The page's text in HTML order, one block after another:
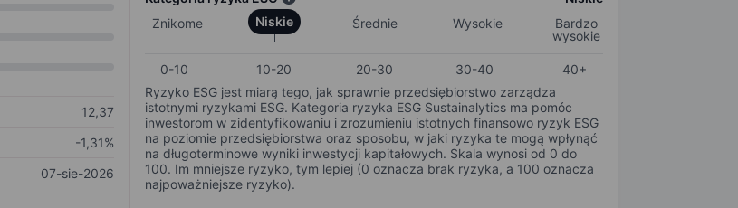
12,37
-1,31%
07-sie-2026
Znikome
Niskie Średnie Wysokie
Bardzo
wysokie
0-10 10-20 20-30 30-40
40+
Ryzyko ESG jest miarą tego, jak sprawnie przedsiębiorstwo zarządza
istotnymi ryzykami ESG. Kategoria ryzyka ESG Sustainalytics ma pomóc
inwestorom w zidentyfikowaniu i zrozumieniu istotnych finansowo ryzyk ESG
na poziomie przedsiębiorstwa oraz sposobu, w jaki ryzyka te mogą wpłynąć
na długoterminowe wyniki inwestycji kapitałowych. Skala wynosi od 0 do
100. Im mniejsze ryzyko, tym lepiej (0 oznacza brak ryzyka, a 100 oznacza
najpoważniejsze ryzyko).